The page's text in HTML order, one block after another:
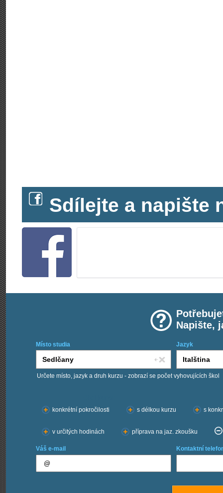
Sdílejte a napište
Napište,
Místo studia Jazyk
Určete místo, jazyk a druh kurzu - zobrazí se počet vyhovujících škol
konkrétní pokročilosti
s délkou kurzu s
v určitých hodinách příprava na jaz. zkoušku
Váš e-mail Kontaktní